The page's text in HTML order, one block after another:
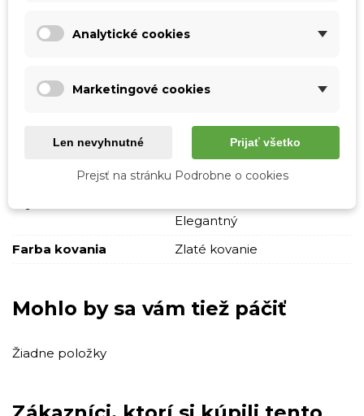
Vzor
S nápisom
Pohlavie
Cez plece
Crossbody
Na zips
Elegantný
Farba kovania
Zlaté kovanie
Mohlo by sa vám tiež páčiť
Žiadne položky
Analytické cookies
Marketingové cookies
Len nevyhnutné Prijať všetko
Prejsť na stránku Podrobne o cookies